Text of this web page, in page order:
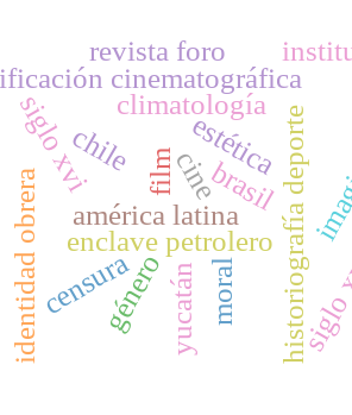
historiografía deporte
américa latina
censura
cinematográfica
cine
film
chile
enclave petrolero
identidad obrera moral
siglo xvi climatología
yucatán
brasil
revista foro
estética
género